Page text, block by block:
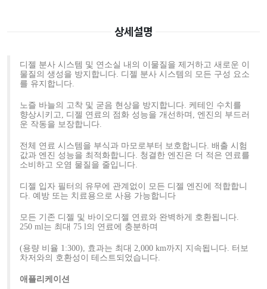
상세설명
디젤 분사 시스템 및 연소실 내의 이물질을 제거하고 새로운 이
물질의 생성을 방지합니다. 디젤 분사 시스템의 모든 구성 요소
를 유지합니다.
노즐 바늘의 고착 및 굳음 현상을 방지합니다. 케테인 수치를
향상시키고, 디젤 연료의 점화 성능을 개선하며, 엔진의 부드러
운 작동을 보장합니다.
전체 연료 시스템을 부식과 마모로부터 보호합니다. 배출 시험
값과 엔진 성능을 최적화합니다. 청결한 엔진은 더 적은 연료를
소비하고 오염 물질을 줄입니다.
디젤 입자 필터의 유무에 관계없이 모든 디젤 엔진에 적합합니
다. 예방 또는 치료용으로 사용 가능합니다
모든 기존 디젤 및 바이오디젤 연료와 완벽하게 호환됩니다.
250 ml는 최대 75 l의 연료에 충분하며
(용량 비율 1:300), 효과는 최대 2,000 km까지 지속됩니다. 터보
차저와의 호환성이 테스트되었습니다.
애플리케이션